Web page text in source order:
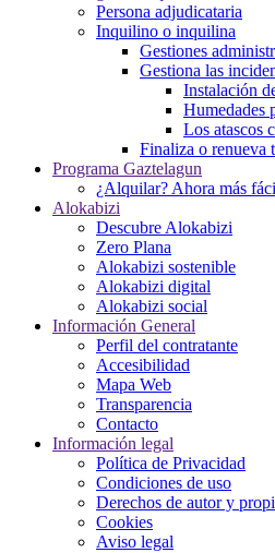
Persona adjudicataria
Inquilino o inquilina
Gestiones
Gestiona las
Instalación
Humedades
Los atascos
Finaliza o renueva
Programa Gaztelagun
¿Alquilar? Ahora más
Alokabizi
Descubre Alokabizi
Zero Plana
Alokabizi sostenible
Alokabizi digital
Alokabizi social
Información General
Perfil del contratante
Accesibilidad
Mapa Web
Transparencia
Contacto
Información legal
Política de Privacidad
Condiciones de uso
Derechos de autor y
Cookies
Aviso legal